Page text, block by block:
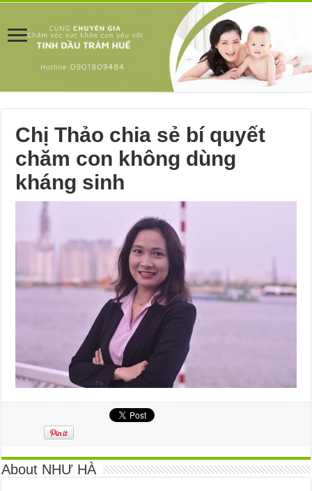
Chị Thảo chia sẻ bí quyết
chăm con không dùng
kháng sinh
About NHƯ HÀ